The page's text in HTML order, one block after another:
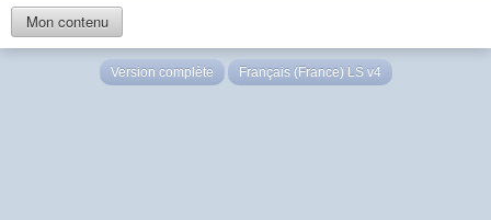
Mon contenu
Version complète Français (France) LS v4